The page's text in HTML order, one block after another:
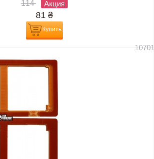
114 Акция
81 ₴
Купить